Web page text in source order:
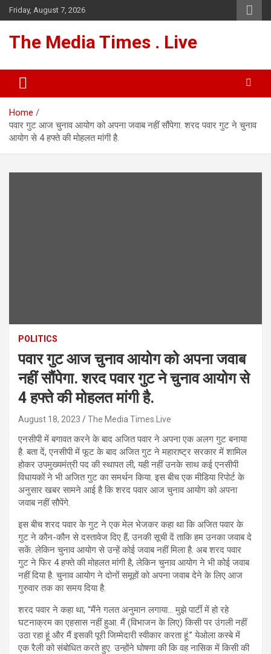
Skip
to
Friday, August 7, 2026
The Media Times . Live
Home
पवार गुट आज चुनाव आयोग को अपना जवाब नहीं सौंपेगा. शरद पवार गुट ने चुनाव
आयोग से 4 हफ्ते की मोहलत मांगी है.
POLITICS
पवार गुट आज चुनाव आयोग को अपना जवाब
नहीं सौंपेगा. शरद पवार गुट ने चुनाव आयोग से
4 हफ्ते की मोहलत मांगी है.
August 18, 2023 The Media Times.Live
एनसीपी में बगावत करने के बाद अजित पवार ने अपना एक अलग गुट बनाया
है. बता दें, एनसीपी में फूट के बाद अजित गुट ने महाराष्ट्र सरकार में शामिल
होकर उपमुख्यमंत्री पद की स्थापत ली, यही नहीं उनके साथ कई एनसीपी
विधायकों ने भी अजित गुट का समर्थन किया. इस बीच एक मीडिया रिपोर्ट के
अनुसार खबर सामने आई है कि शरद पवार आज चुनाव आयोग को अपना
जवाब नहीं सौपेंगे.
इस बीच शरद पवार के गुट ने एक मेल भेजकर कहा था कि अजित पवार के
गुट ने कौन-कौन से दस्तावेज दिए हैं, उनकी सूची दें ताकि हम उनका जवाब दे
सकें. लेकिन चुनाव आयोग से उन्हें कोई जवाब नहीं मिला है. अब शरद पवार
गुट ने फिर 4 हफ्ते की मोहलत मांगी है, लेकिन चुनाव आयोग ने भी कोई जवाब
नहीं दिया है. चुनाव आयोग ने दोनों समूहों को अपना जवाब देने के लिए आज
गुरुवार तक का समय दिया है.
शरद पवार ने कहा था, “मैंने गलत अनुमान लगाया… मुझे पार्टी में हो रहे
घटनाक्रम का एहसास नहीं हुआ. मैं (विभाजन के लिए) किसी पर उंगली नहीं
उठा रहा हूं और मैं इसकी पूरी जिम्मेदारी स्वीकार करता हूं.” येओला कस्बे में
एक रैली को संबोधित करते हुए. उन्होंने घोषणा की कि वह नासिक में किसी की